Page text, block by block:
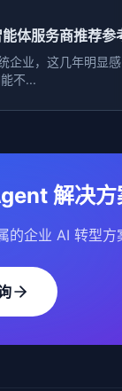
体服务商推荐参
企业，这几年明显
不...
解决方
的企业 AI 转型方